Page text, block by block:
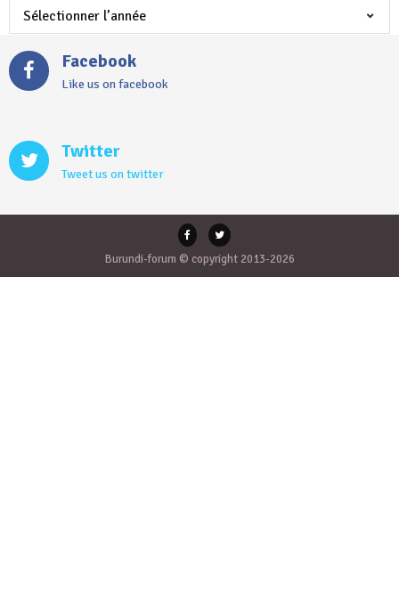
Facebook
Like us on facebook
Twitter
Tweet us on twitter
Burundi-forum © copyright 2013-2026